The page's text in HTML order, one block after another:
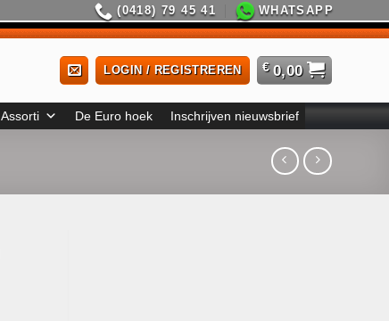
(0418) 79 45 41 WHATSAPP
LOGIN / REGISTREREN € 0,00
Assorti De Euro hoek Inschrijven nieuwsbrief